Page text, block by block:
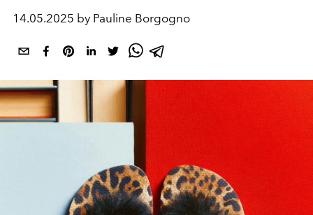
14.05.2025 by Pauline Borgogno